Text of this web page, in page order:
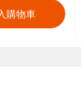
購物車